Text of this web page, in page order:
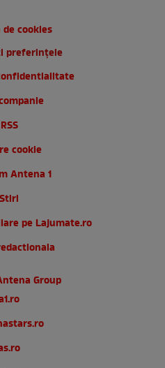
cookies
preferințele
RSS
cookie
Antena 1
Stiri
pe Lajumate.ro
Group